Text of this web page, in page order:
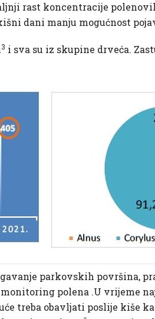
rast koncentracije
dani manju mogućnost
3 i sva su iz skupine drveća.
parkovskih površina,
polena .U vrijeme
treba obavljati poslije kiše